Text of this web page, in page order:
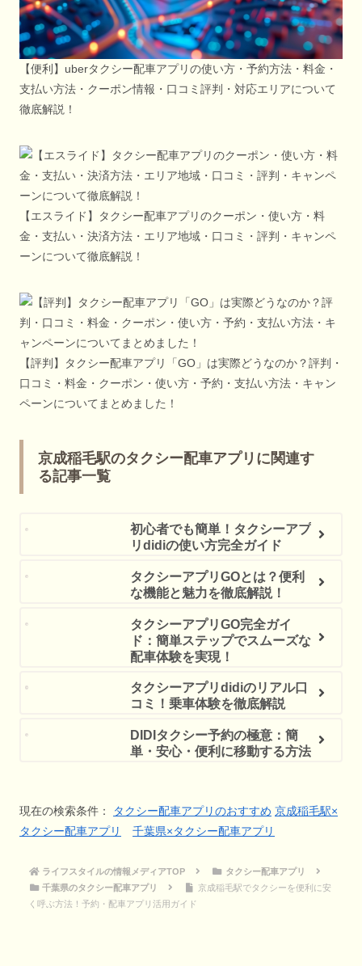
【便利】uberタクシー配車アプリの使い方・予約方法・料金・
支払い方法・クーポン情報・口コミ評判・対応エリアについて
徹底解説！
【エスライド】タクシー配車アプリのクーポン・使い方・料
金・支払い・決済方法・エリア地域・口コミ・評判・キャンペ
ーンについて徹底解説！
【評判】タクシー配車アプリ「GO」は実際どうなのか？評判・
口コミ・料金・クーポン・使い方・予約・支払い方法・キャン
ペーンについてまとめました！
京成稲毛駅のタクシー配車アプリに関連す
る記事一覧
初心者でも簡単！タクシーアプ
リdidiの使い方完全ガイド
タクシーアプリGOとは？便利
な機能と魅力を徹底解説！
タクシーアプリGO完全ガイ
ド：簡単ステップでスムーズな
配車体験を実現！
タクシーアプリdidiのリアル口
コミ！乗車体験を徹底解説
DIDIタクシー予約の極意：簡
単・安心・便利に移動する方法
現在の検索条件： タクシー配車アプリのおすすめ 京成稲毛駅×
タクシー配車アプリ
千葉県×タクシー配車アプリ
ライフスタイルの情報メディアTOP
タクシー配車アプリ
千葉県のタクシー配車アプリ
京成稲毛駅でタクシーを便利に安
く呼ぶ方法！予約・配車アプリ活用ガイド